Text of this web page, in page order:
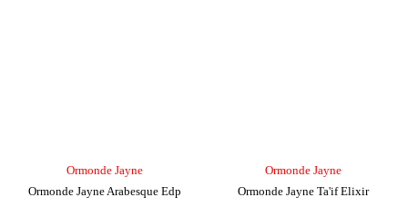
Ormonde Jayne
Ormonde Jayne Arabesque Edp
Ormonde Jayne
Ormonde Jayne Ta'if Elixir